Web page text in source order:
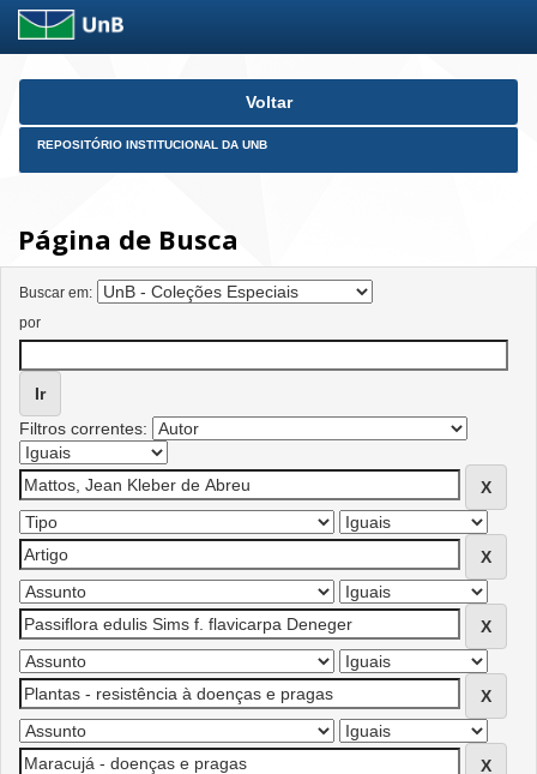
Skip
Voltar
REPOSITÓRIO INSTITUCIONAL DA UNB
Página de Busca
Buscar em:
por
Filtros correntes: